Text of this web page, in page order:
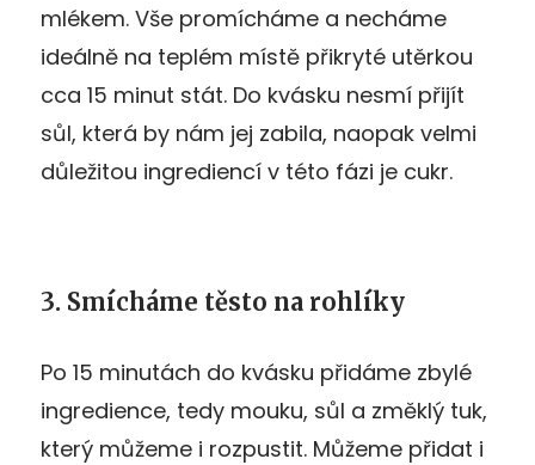
mlékem. Vše promícháme a necháme
ideálně na teplém místě přikryté utěrkou
cca 15 minut stát. Do kvásku nesmí přijít
sůl, která by nám jej zabila, naopak velmi
důležitou ingrediencí v této fázi je cukr.
3. Smícháme těsto na rohlíky
Po 15 minutách do kvásku přidáme zbylé
ingredience, tedy mouku, sůl a změklý tuk,
který můžeme i rozpustit. Můžeme přidat i